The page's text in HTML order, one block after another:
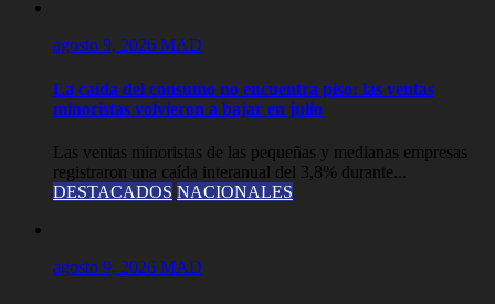
agosto 9, 2026 MAD
La caída del consumo no encuentra piso: las ventas
minoristas volvieron a bajar en julio
Las ventas minoristas de las pequeñas y medianas empresas
registraron una caída interanual del 3,8% durante...
DESTACADOS NACIONALES
agosto 9, 2026 MAD